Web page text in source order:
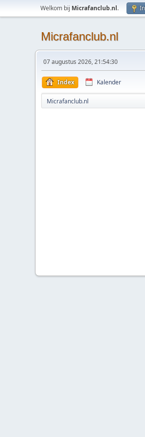
Welkom bij Micrafanclub.nl.
Micrafanclub.nl
07 augustus 2026, 21:54:30
Index Kalender
Micrafanclub.nl